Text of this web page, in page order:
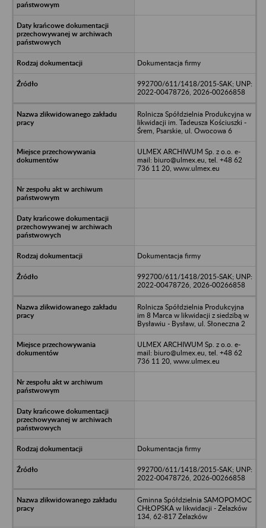
Dokumentacja firmy
992700/611/1418/2015-SAK; UNP:
2022-00478726, 2026-00266858
Rolnicza Spółdzielnia Produkcyjna w
likwidacji im. Tadeusza Kościuszki -
Śrem, Psarskie, ul. Owocowa 6
ULMEX ARCHIWUM Sp. z o.o. e-
mail: biuro@ulmex.eu, tel. +48 62
736 11 20, www.ulmex.eu
Dokumentacja firmy
992700/611/1418/2015-SAK; UNP:
2022-00478726, 2026-00266858
Rolnicza Spółdzielnia Produkcyjna
im 8 Marca w likwidacji z siedzibą w
Bysławiu - Bysław, ul. Słoneczna 2
ULMEX ARCHIWUM Sp. z o.o. e-
mail: biuro@ulmex.eu, tel. +48 62
736 11 20, www.ulmex.eu
Dokumentacja firmy
992700/611/1418/2015-SAK; UNP:
2022-00478726, 2026-00266858
Gminna Spółdzielnia SAMOPOMOC
CHŁOPSKA w likwidacji - Żelazków
134, 62-817 Żelazków